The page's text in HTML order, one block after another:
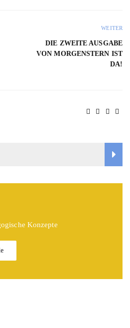
WEITER
DIE ZWEITE AUSGABE
VON MORGENSTERN IST
DA!
Konzepte